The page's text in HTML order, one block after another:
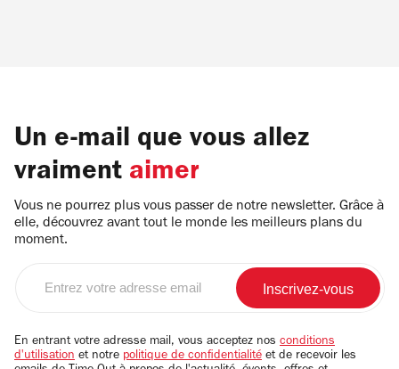
Un e-mail que vous allez
vraiment aimer
Vous ne pourrez plus vous passer de notre newsletter. Grâce à
elle, découvrez avant tout le monde les meilleurs plans du
moment.
email
En entrant votre adresse mail, vous acceptez nos conditions
d'utilisation et notre politique de confidentialité et de recevoir les